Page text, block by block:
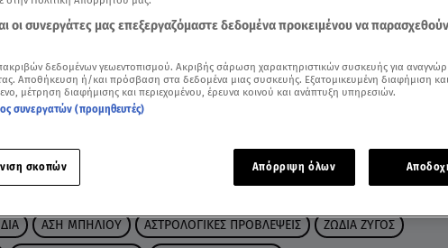
ΑΣΗ ΜΠΗΛΙΟΥ ΑΣΤΡΟΛΟΓΙΚΕΣ ΠΡΟΒΛΕΨΕΙΣ ΖΩΔΙΑ ΖΥΓΟΣ
οι συνεργάτες μας επεξεργαζόμαστε δεδομένα προκειμένου να
δεδομένων γεωεντοπισμού. Ακριβής σάρωση χαρακτηριστικών συσκευής για
Αποθήκευση ή/και πρόσβαση στα δεδομένα μιας συσκευής. Εξατομικευμένη διαφήμιση και
μέτρηση διαφήμισης και περιεχομένου, έρευνα κοινού και ανάπτυξη υπηρεσιών.
συνεργατών (προμηθευτές)
σκοπών Απόρριψη όλων